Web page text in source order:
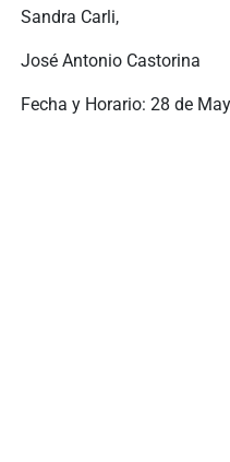
Sandra Carli,
José Antonio Castorina
Fecha y Horario: 28 de